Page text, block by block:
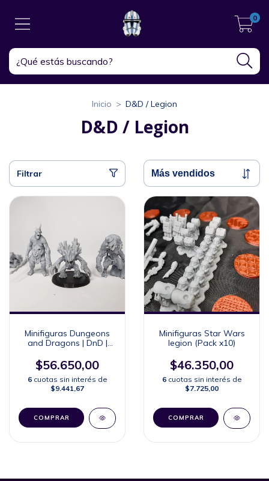
0
Inicio > D&D / Legion
D&D / Legion
Filtrar
Minifiguras Dungeons
and Dragons | DnD |
$56.650,00
6 cuotas sin interés de
$9.441,67
Minifiguras Star Wars
legion (Pack x10)
$46.350,00
6 cuotas sin interés de
$7.725,00